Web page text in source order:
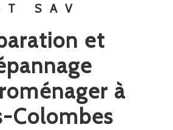
SAV
à
Colombes